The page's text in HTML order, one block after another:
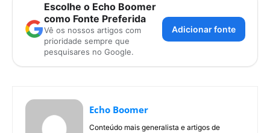
Escolhe o Echo Boomer
como Fonte Preferida
Vê os nossos artigos com
prioridade sempre que
pesquisares no Google.
Adicionar fonte
Echo Boomer
Conteúdo mais generalista e artigos de